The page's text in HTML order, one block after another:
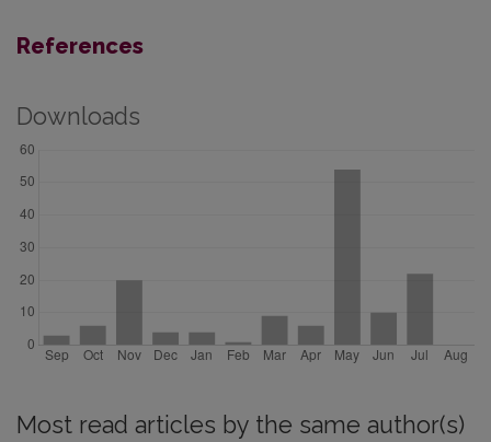
References
Downloads
Most read articles by the same author(s)